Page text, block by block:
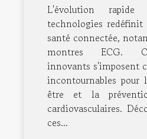
santé
L'évolution rapide
technologies redéfinit
santé connectée,
montres ECG.
innovants s'imposent
incontournables pour
être et la
cardiovasculaires.
ces...